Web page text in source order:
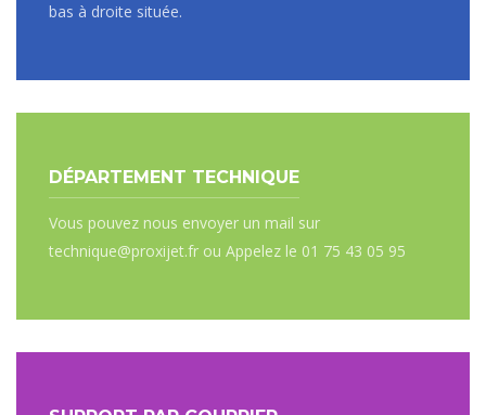
bas à droite située.
DÉPARTEMENT TECHNIQUE
Vous pouvez nous envoyer un mail sur
technique@proxijet.fr ou Appelez le 01 75 43 05 95